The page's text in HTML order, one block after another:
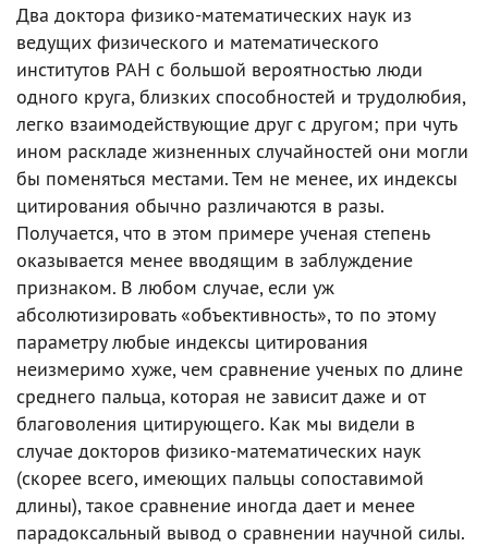
Два доктора физико-математических наук из
ведущих физического и математического
институтов РАН с большой вероятностью люди
одного круга, близких способностей и трудолюбия,
легко взаимодействующие друг с другом; при чуть
ином раскладе жизненных случайностей они могли
бы поменяться местами. Тем не менее, их индексы
цитирования обычно различаются в разы.
Получается, что в этом примере ученая степень
оказывается менее вводящим в заблуждение
признаком. В любом случае, если уж
абсолютизировать «объективность», то по этому
параметру любые индексы цитирования
неизмеримо хуже, чем сравнение ученых по длине
среднего пальца, которая не зависит даже и от
благоволения цитирующего. Как мы видели в
случае докторов физико-математических наук
(скорее всего, имеющих пальцы сопоставимой
длины), такое сравнение иногда дает и менее
парадоксальный вывод о сравнении научной силы.